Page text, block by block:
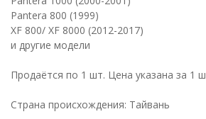
Pantera 800 (1999)
XF 800/ XF 8000 (2012-2017)
и другие модели
Продаётся по 1 шт. Цена указана за 1
Страна происхождения: Тайвань